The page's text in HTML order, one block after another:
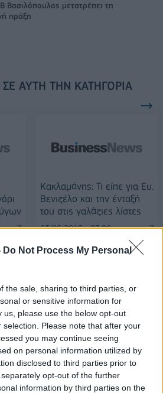
Do Not Process My Personal
the sale, sharing to third parties, or
or sensitive information for
us, please use the below opt-out
Please note that after your
you may continue seeing
on personal information utilized by
disclosed to third parties prior to
opt-out of the further
information by third parties on the
μετατρέπει τη
πράξη
ΣΕ ΑΥΤΉ ΤΗΝ ΚΑΤΗΓΟΡΊΑ
Κακλαμάνης: Τι είπε για Ευ.
Βενιζέλο και την ένταξή
του στις γαλάζιες λίστες
03/06/2019 - 03:00